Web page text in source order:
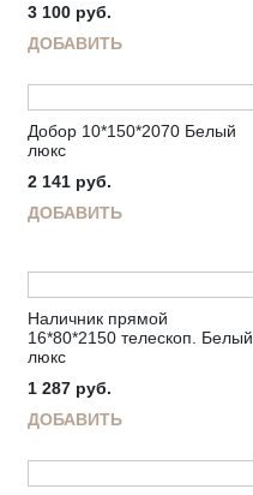
3 100 руб.
ДОБАВИТЬ
Добор 10*150*2070 Белый
люкс
2 141 руб.
ДОБАВИТЬ
Наличник прямой
16*80*2150 телескоп. Белый
люкс
1 287 руб.
ДОБАВИТЬ